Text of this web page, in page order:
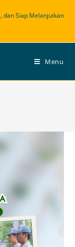
dan Siap Melanjutkan
Menu